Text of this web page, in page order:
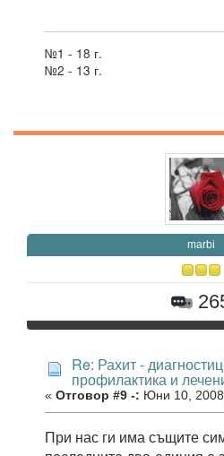
№1 - 18 г.
№2 - 13 г.
marbi
Re: Рахит -
профилактика и
« Отговор #9 -: Юни 10,
При нас ги има същите